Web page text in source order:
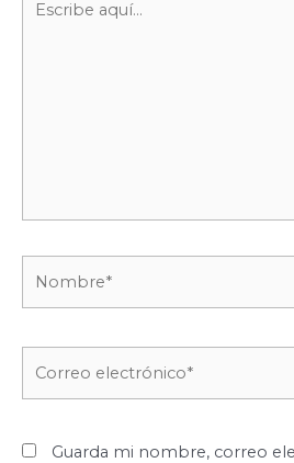
aquí...
Guarda mi nombre, correo